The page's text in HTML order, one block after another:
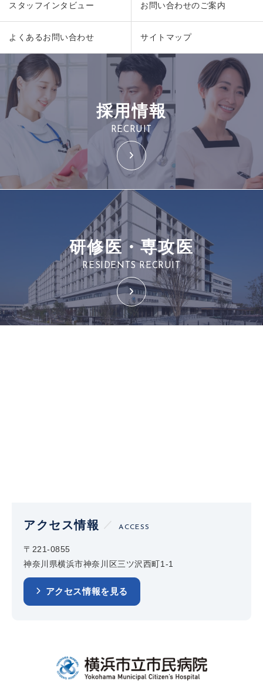
スタッフインタビュー お問い合わせのご案内
よくあるお問い合わせ サイトマップ
採用情報
RECRUIT
研修医・専攻医
RESIDENTS RECRUIT
アクセス情報 ACCESS
〒221-0855
神奈川県横浜市神奈川区三ツ沢西町1-1
アクセス情報を見る